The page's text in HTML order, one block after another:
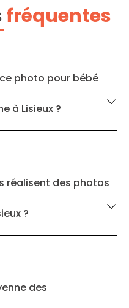
fréquentes
photo pour bébé
à Lisieux ?
réalisent des photos
?
des